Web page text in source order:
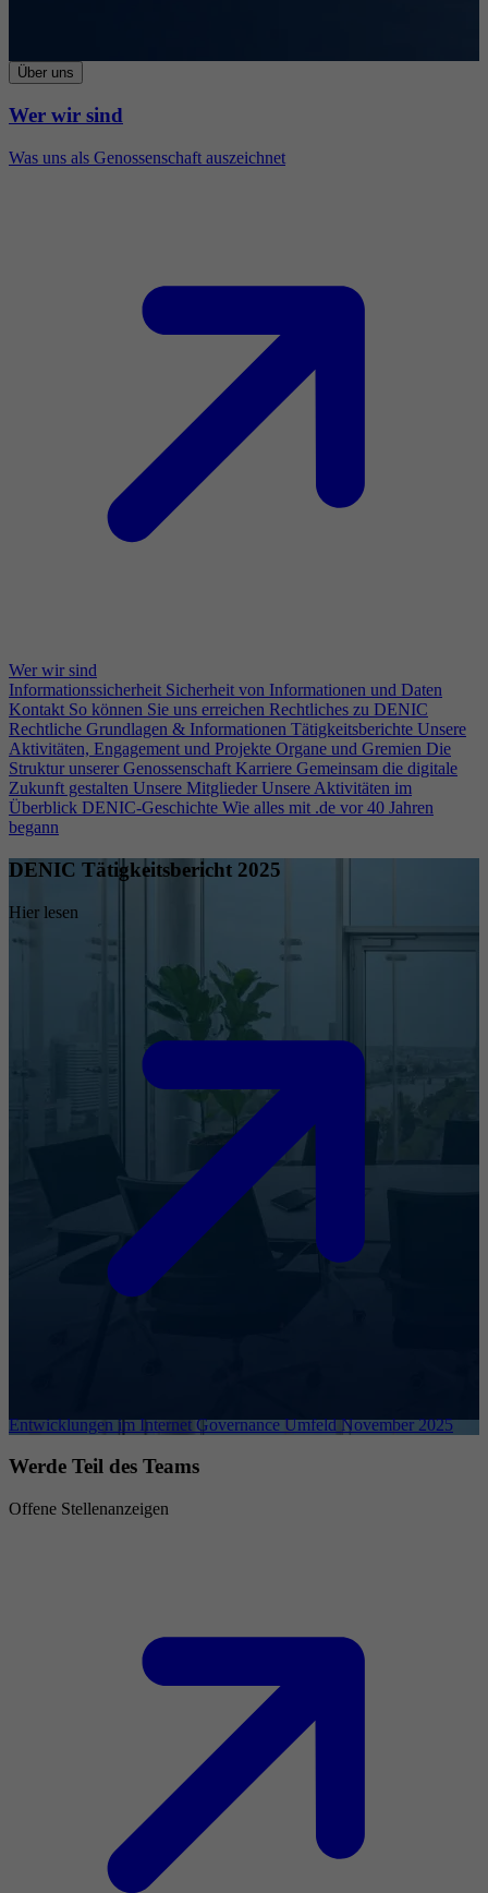
Über uns
Wer wir sind
Was uns als Genossenschaft auszeichnet
Wer wir sind
Informationssicherheit Sicherheit von Informationen und Daten
Kontakt So können Sie uns erreichen Rechtliches zu DENIC
Rechtliche Grundlagen & Informationen Tätigkeitsberichte Unsere
Aktivitäten, Engagement und Projekte Organe und Gremien Die
Struktur unserer Genossenschaft Karriere Gemeinsam die digitale
Zukunft gestalten Unsere Mitglieder Unsere Aktivitäten im
Überblick DENIC-Geschichte Wie alles mit .de vor 40 Jahren
begann
DENIC Tätigkeitsbericht 2025
Hier lesen
Entwicklungen im Internet Governance Umfeld November 2025
Werde Teil des Teams
Offene Stellenanzeigen